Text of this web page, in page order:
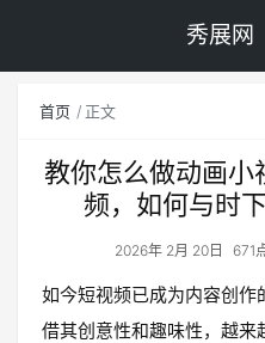
秀展网
首页 正文
教你怎么做动画小
频，如何与时
2026年 2月 20日 671
如今短视频已成为内容创
借其创意性和趣味性，越来